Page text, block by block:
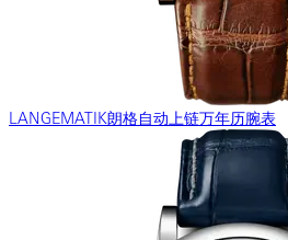
LANGEMATIK朗格自动上链万年历腕表